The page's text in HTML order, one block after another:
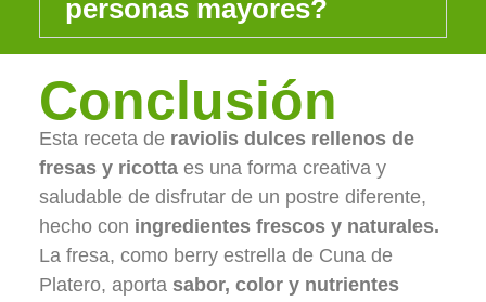
personas mayores?
Conclusión
Esta receta de raviolis dulces rellenos de
fresas y ricottaes una forma creativa y
saludable de disfrutar de un postre diferente,
hecho con ingredientes frescos y naturales.
La fresa, como berry estrella de Cuna de
Platero, aporta sabor, color y nutrientes